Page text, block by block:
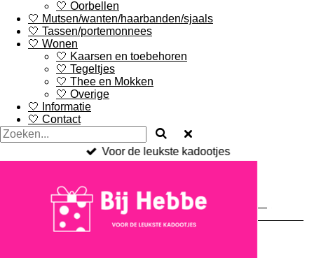
🤍 Oorbellen
🤍 Mutsen/wanten/haarbanden/sjaals
🤍 Tassen/portemonnees
🤍 Wonen
🤍 Kaarsen en toebehoren
🤍 Tegeltjes
🤍 Thee en Mokken
🤍 Overige
🤍 Informatie
🤍 Contact
Voor de leukste kadootjes